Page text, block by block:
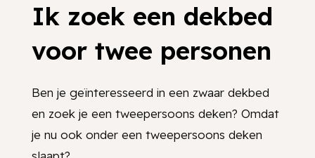
Ik zoek een dekbed
voor twee personen
Ben je geïnteresseerd in een zwaar dekbed
en zoek je een tweepersoons deken? Omdat
je nu ook onder een tweepersoons deken